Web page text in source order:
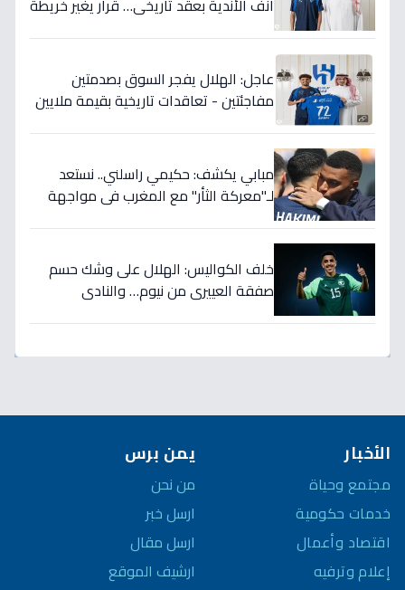
أنف الأندية بعقد تاريخي… قرار يغير خريطة
عاجل: الهلال يفجر السوق بصدمتين
مفاجئتين - تعاقدات تاريخية بقيمة ملايين
مبابي يكشف: حكيمي راسلني.. نستعد
لـ"معركة الثأر" مع المغرب في مواجهة
خلف الكواليس: الهلال على وشك حسم
صفقة العييري من نيوم… والنادي
الأخبار
مجتمع وحياة
خدمات حكومية
اقتصاد وأعمال
إعلام وترفيه
يمن برس
من نحن
ارسل خبر
ارسل مقال
ارشيف الموقع